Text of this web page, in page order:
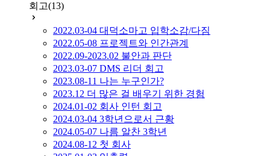
회고(13)
2022.03-04 대덕소마고 입학소감/다짐
2022.05-08 프로젝트와 인간관계
2022.09-2023.02 불안과 판단
2023.03-07 DMS 리더 회고
2023.08-11 나는 누구인가?
2023.12 더 많은 걸 배우기 위한 경험
2024.01-02 회사 인턴 회고
2024.03-04 3학년으로서 근황
2024.05-07 나름 알찬 3학년
2024.08-12 첫 회사